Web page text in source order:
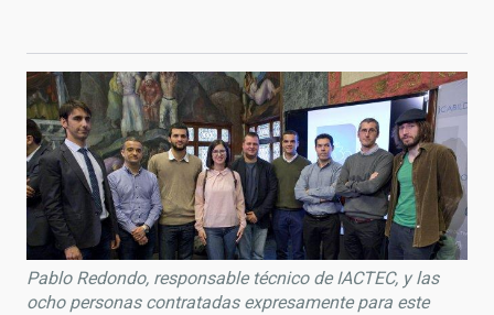
Pablo Redondo, responsable técnico de IACTEC, y las
ocho personas contratadas expresamente para este